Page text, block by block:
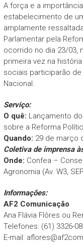
A força e a
estabelecimento de
amplamente
Parlamentar pela
ocorrido no dia 23/03,
primeira vez na
sociais participarão
Nacional.
Serviço:
O quê: Lançamento
sobre a Reforma
Quando: 29 de março
Coletiva de imprensa
Onde: Confea –
Agronomia (Av. W3,
Informações:
AF2 Comunicação
Ana Flávia Flôres ou
Telefones: (61) 3326-
E-mail: